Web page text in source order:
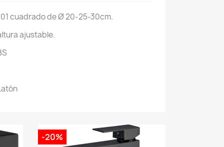
cuadrado de Ø 20-25-30cm.
ajustable.
-20%